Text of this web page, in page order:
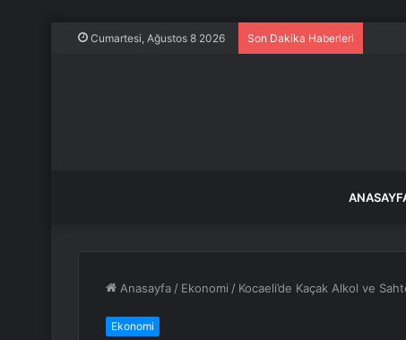
Cumartesi, Ağustos 8 2026 Son Dakika Haberleri
Anasayfa / Ekonomi / Kocaeli’de Kaçak Alkol ve
Ekonomi